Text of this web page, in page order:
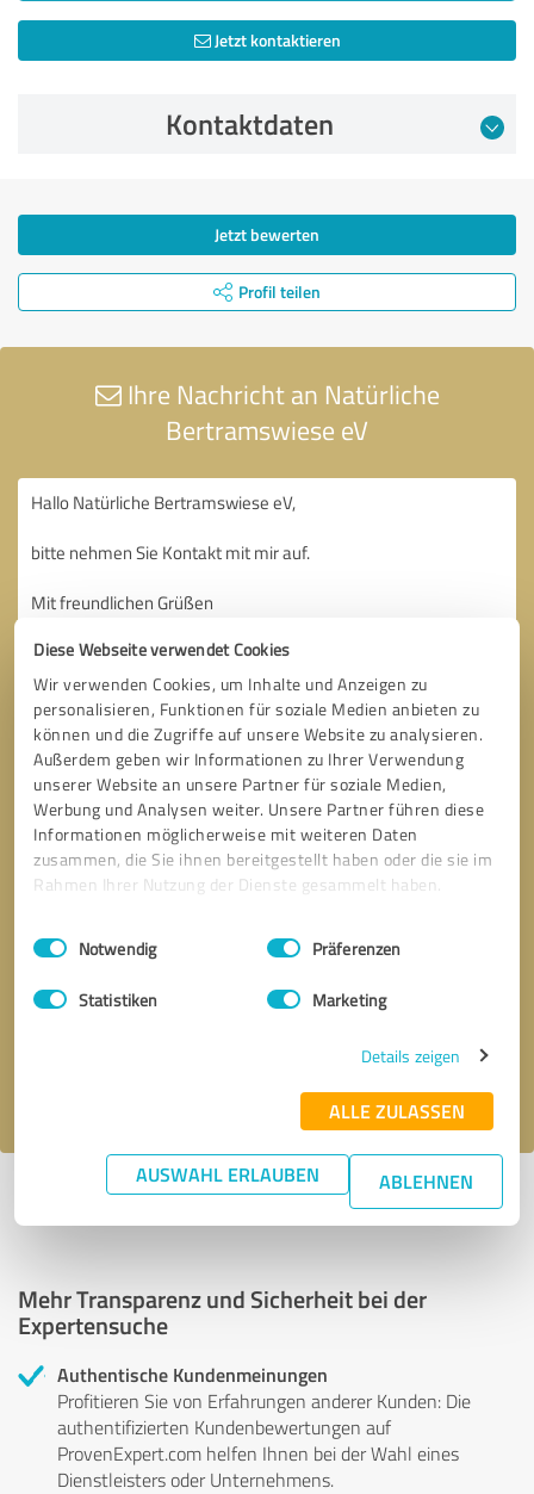
Diese Webseite verwendet Cookies
Wir verwenden Cookies, um Inhalte und Anzeigen zu
personalisieren, Funktionen für soziale Medien anbieten zu
können und die Zugriffe auf unsere Website zu analysieren.
Außerdem geben wir Informationen zu Ihrer Verwendung
unserer Website an unsere Partner für soziale Medien,
Werbung und Analysen weiter. Unsere Partner führen diese
Informationen möglicherweise mit weiteren Daten
zusammen, die Sie ihnen bereitgestellt haben oder die sie im
Rahmen Ihrer Nutzung der Dienste gesammelt haben.
Impressum Datenschutzbestimmungen
Einwilligungsauswahl
Notwendig Präferenzen
Statistiken Marketing
Details zeigen
ALLE ZULASSEN
AUSWAHL ERLAUBEN ABLEHNEN
Jetzt kontaktieren
Kontaktdaten
Jetzt bewerten
Profil teilen
Ihre Nachricht an Natürliche
Bertramswiese eV
Bitte um Rückruf
Datenschutzbestimmungenzu.
Profil aktiv seit 18.11.2025 |Letzte Aktualisierung: 18.11.2025|Profil
Mehr Transparenz und Sicherheit bei der
Expertensuche
Authentische Kundenmeinungen
Profitieren Sie von Erfahrungen anderer Kunden: Die
authentifizierten Kundenbewertungen auf
ProvenExpert.com helfen Ihnen bei der Wahl eines
Dienstleisters oder Unternehmens.